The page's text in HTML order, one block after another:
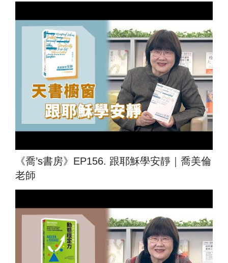
《喬’s書房》EP156. 跟耶穌學安靜｜喬美倫
老師